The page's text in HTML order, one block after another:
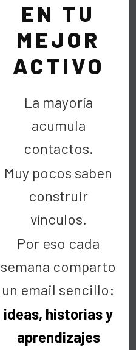
clásico en
EN TU
MEJOR
ACTIVO
La mayoría
acumula
contactos.
Muy pocos saben
construir
vínculos.
Por eso cada
semana comparto
un email sencillo:
ideas, historias y
aprendizajes